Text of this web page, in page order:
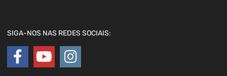
SIGA-NOS NAS REDES SOCIAIS: